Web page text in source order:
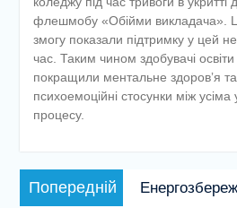
флешмобу «Обійми викладача».
змогу показали підтримку у цей
час. Таким чином здобувачі освіти
покращили ментальне здоровʼя та
психоемоційні стосунки між усіма
процесу.
Навігація
записів
Попередній
запис: